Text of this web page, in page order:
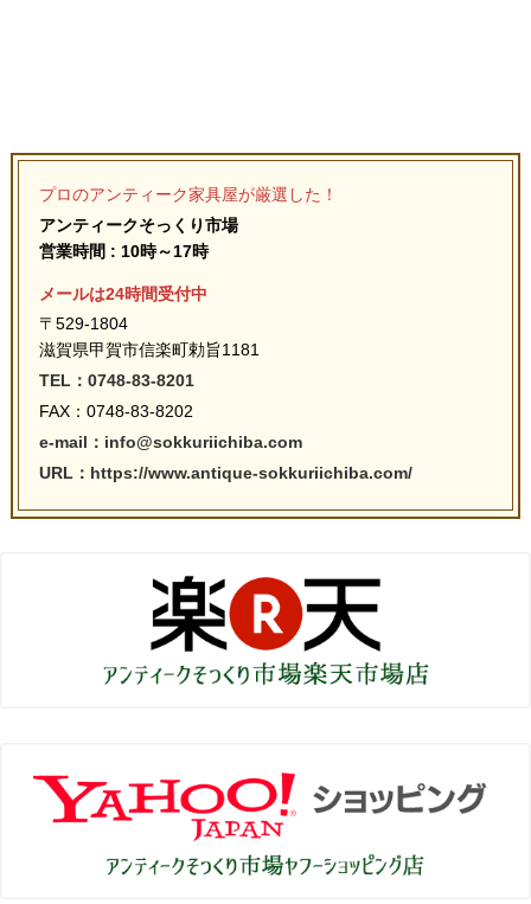
プロのアンティーク家具屋が厳選した！
アンティークそっくり市場
営業時間 : 10時～17時
メールは24時間受付中
〒529-1804
滋賀県甲賀市信楽町勅旨1181
TEL：0748-83-8201
FAX：0748-83-8202
e-mail：info@sokkuriichiba.com
URL：https://www.antique-sokkuriichiba.com/